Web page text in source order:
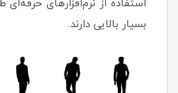
استفاده از نرم‌افزارهای
بسیار بالایی دارند.